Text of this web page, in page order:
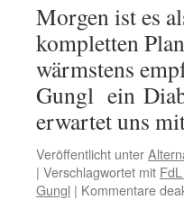
Morgen ist es
kompletten
wärmstens
Gungl ein
erwartet uns
Veröffentlicht unter
| Verschlagwortet mit
Gungl | Kommentare